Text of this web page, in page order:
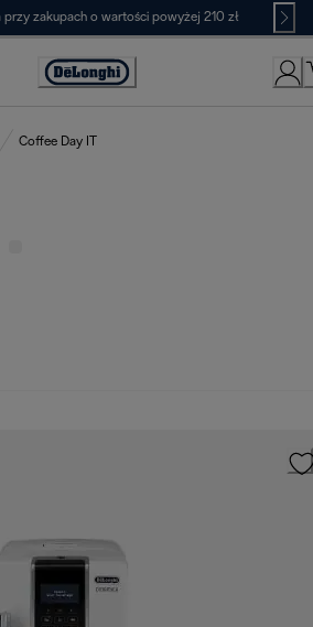
przy zakupach o wartości powyżej 210 zł
Deklaracja
Coffee Day IT